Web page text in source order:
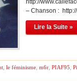
http://
– Chanson :
Lire la Suite »
le féminisme m6r PIAF95